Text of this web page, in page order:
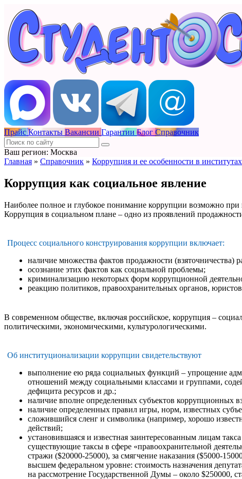
Прайс Контакты Вакансии Гарантии Блог Справочник
Ваш регион: Москва
Главная » Справочник » Коррупция и ее особенности в
Коррупция как социальное явление
Наиболее полное и глубокое понимание коррупции возможно при
Коррупция в социальном плане – одно из проявлений
Процесс социального конструирования коррупции включает:
наличие множества фактов продажности
осознание этих фактов как социальной проблемы;
криминализацию некоторых форм коррупционной
реакцию политиков, правоохранительных органов,
В современном обществе, включая российское, коррупция –
политическими, экономическими, культурологическими.
Об институционализации коррупции свидетельствуют
выполнение ею ряда социальных функций – упрощение
отношений между социальными классами и группами,
дефицита ресурсов и др.;
наличие вполне определенных субъектов коррупционных
наличие определенных правил игры, норм, известных
сложившийся сленг и символика (например, хорошо
действий;
установившаяся и известная заинтересованным лицам
существующие таксы в сфере «правоохранительной
стражи ($20000-25000), за смягчение наказания ($5000-
высшем федеральном уровне: стоимость назначения
на рассмотрение Государственной Думы – около $250000,